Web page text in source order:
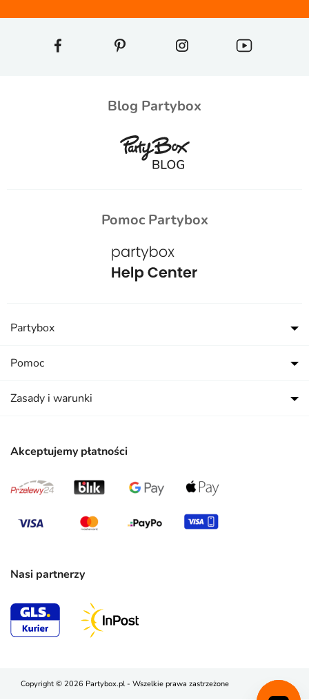
Blog Partybox
Pomoc Partybox
Akceptujemy płatności
Nasi partnerzy
Partybox
Pomoc
Zasady i warunki
Copyright © 2026 Partybox.pl - Wszelkie prawa zastrzeżone